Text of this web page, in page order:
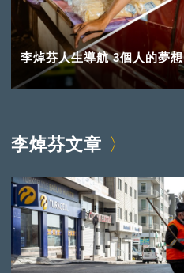
李焯芬人生導航 3個人的夢想
李焯芬文章